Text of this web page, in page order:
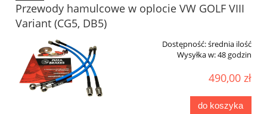
Przewody hamulcowe w oplocie VW GOLF VIII
Variant (CG5, DB5)
Dostępność:średnia ilość
Wysyłka w:48 godzin
490,00 zł
do koszyka